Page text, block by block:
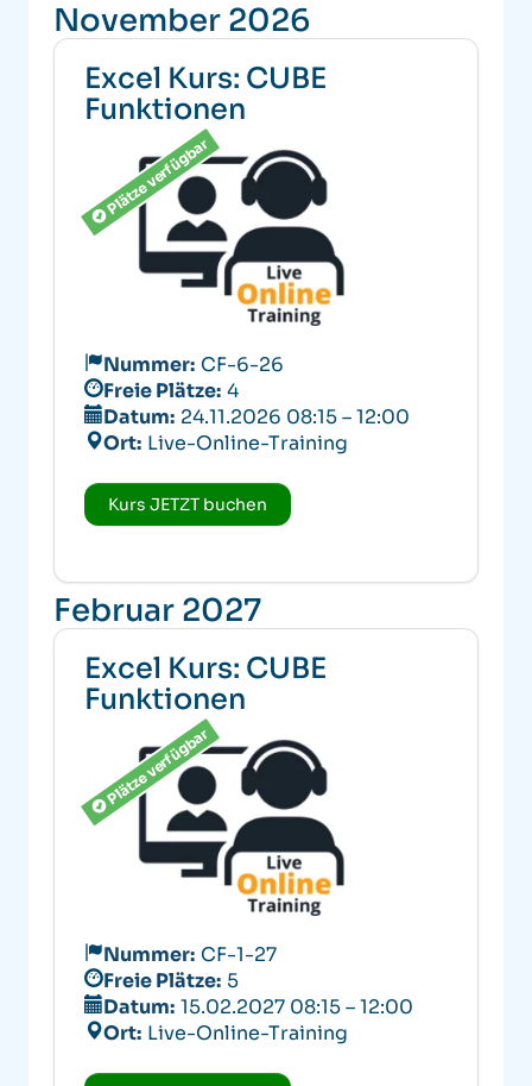
November 2026
Excel Kurs: CUBE
Funktionen
Plätze verfügbar
Nummer: CF-6-26
Freie Plätze: 4
Datum: 24.11.2026 08:15 – 12:00
Ort: Live-Online-Training
Kurs JETZT buchen
Februar 2027
Excel Kurs: CUBE
Funktionen
Plätze verfügbar
Nummer: CF-1-27
Freie Plätze: 5
Datum: 15.02.2027 08:15 – 12:00
Ort: Live-Online-Training